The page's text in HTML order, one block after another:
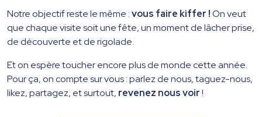
Notre objectif reste le même :vous faire kiffer !On veut
que chaque visite soit une fête, un moment de lâcher prise,
de découverte et de rigolade.
Et on espère toucher encore plus de monde cette année.
Pour ça, on compte sur vous : parlez de nous, taguez-nous,
likez, partagez, et surtout, revenez nous voir!